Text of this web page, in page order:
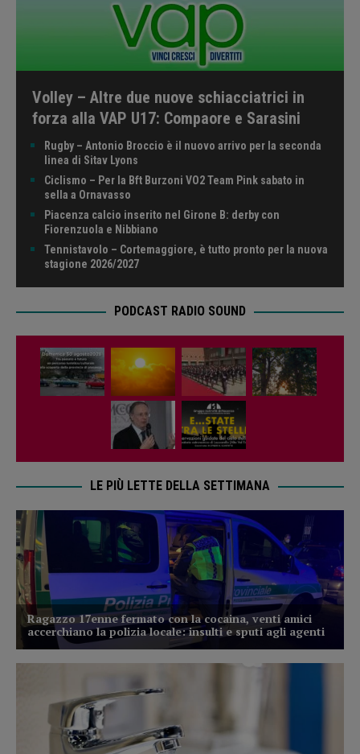
Volley – Altre due nuove schiacciatrici in
forza alla VAP U17: Compaore e Sarasini
Rugby – Antonio Broccio è il nuovo arrivo per la seconda
linea di Sitav Lyons
Ciclismo – Per la Bft Burzoni VO2 Team Pink sabato in
sella a Ornavasso
Piacenza calcio inserito nel Girone B: derby con
Fiorenzuola e Nibbiano
Tennistavolo – Cortemaggiore, è tutto pronto per la nuova
stagione 2026/2027
PODCAST RADIO SOUND
LE PIÙ LETTE DELLA SETTIMANA